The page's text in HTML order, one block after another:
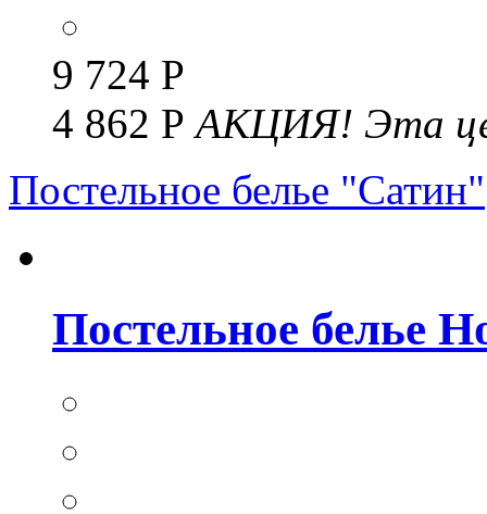
9 724 Р
4 862 РАКЦИЯ! Эта
Постельное белье "Сатин"
Постельное белье